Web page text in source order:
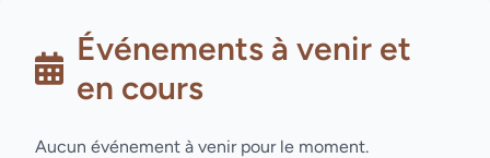
Événements à venir et
en cours
Aucun événement à venir pour le moment.